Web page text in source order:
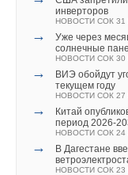
инверторов
НОВОСТИ СОК 31
→
Уже через
солнечные
НОВОСТИ СОК 30
→
ВИЭ обойдут
текущем году
НОВОСТИ СОК 27
→
Китай
период 2026-
НОВОСТИ СОК 24
→
В Дагестане
НОВОСТИ СОК 23
В этой теме еще нет
Добавить
Ваше имя *
Ваш E-mail *